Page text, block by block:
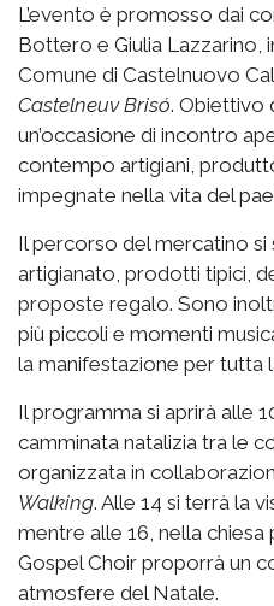
L’evento è promosso dai
Bottero e Giulia Lazzarino,
Comune di Castelnuovo
Castelneuv Brisó. Obiettivo
un’occasione di incontro
contempo artigiani,
impegnate nella vita del
Il percorso del mercatino
artigianato, prodotti tipici,
proposte regalo. Sono
più piccoli e momenti
la manifestazione per tutta
Il programma si aprirà alle
camminata natalizia tra le
organizzata in
Walking. Alle 14 si terrà la
mentre alle 16, nella chiesa
Gospel Choir proporrà un
atmosfere del Natale.